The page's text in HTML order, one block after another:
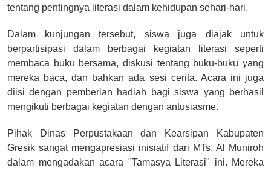
tentang pentingnya literasi dalam kehidupan sehari-hari.
Dalam kunjungan tersebut, siswa juga diajak untuk
berpartisipasi dalam berbagai kegiatan literasi seperti
membaca buku bersama, diskusi tentang buku-buku yang
mereka baca, dan bahkan ada sesi cerita. Acara ini juga
diisi dengan pemberian hadiah bagi siswa yang berhasil
mengikuti berbagai kegiatan dengan antusiasme.
Pihak Dinas Perpustakaan dan Kearsipan Kabupaten
Gresik sangat mengapresiasi inisiatif dari MTs. Al Muniroh
dalam mengadakan acara "Tamasya Literasi" ini. Mereka